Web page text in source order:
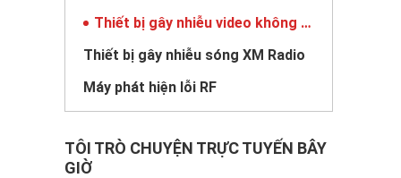
Thiết bị gây nhiễu video không dây
Thiết bị gây nhiễu sóng XM Radio
Máy phát hiện lỗi RF
TÔI TRÒ CHUYỆN TRỰC TUYẾN BÂY
GIỜ